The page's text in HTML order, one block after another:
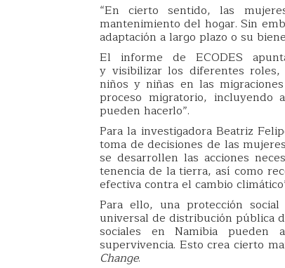
“En cierto sentido, las
mantenimiento del hogar. Sin
adaptación a largo plazo o su
El informe de ECODES
y visibilizar los diferentes
niños y niñas en las
proceso migratorio,
pueden hacerlo”.
Para la investigadora Beatriz
toma de decisiones de las
se desarrollen las acciones
tenencia de la tierra, así como
efectiva contra el cambio
Para ello, una protección
universal de distribución pública
sociales en Namibia pueden
supervivencia. Esto crea cierto
Change.